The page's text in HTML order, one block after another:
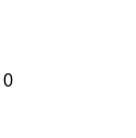
0